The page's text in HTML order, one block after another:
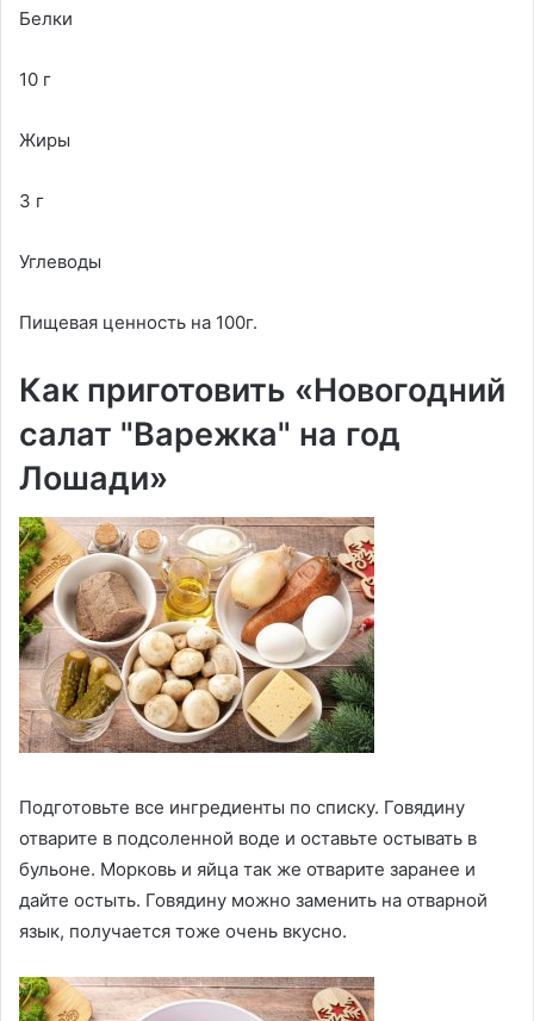
Белки
10 г
Жиры
3 г
Углеводы
Пищевая ценность на 100г.
Как приготовить «Новогодний
салат "Варежка" на год
Лошади»
Подготовьте все ингредиенты по списку. Говядину
отварите в подсоленной воде и оставьте остывать в
бульоне. Морковь и яйца так же отварите заранее и
дайте остыть. Говядину можно заменить на отварной
язык, получается тоже очень вкусно.